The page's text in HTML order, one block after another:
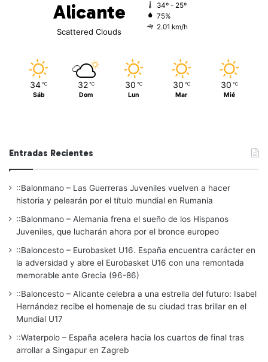
Alicante
Scattered Clouds
34º - 25º
75%
2.01 km/h
34 ℃
Sáb
32 ℃
Dom
30 ℃
Lun
30 ℃
Mar
30 ℃
Mié
Entradas Recientes
::Balonmano – Las Guerreras Juveniles vuelven a hacer
historia y pelearán por el título mundial en Rumanía
::Balonmano – Alemania frena el sueño de los Hispanos
Juveniles, que lucharán ahora por el bronce europeo
::Baloncesto – Eurobasket U16. España encuentra carácter en
la adversidad y abre el Eurobasket U16 con una remontada
memorable ante Grecia (96-86)
::Baloncesto – Alicante celebra a una estrella del futuro: Isabel
Hernández recibe el homenaje de su ciudad tras brillar en el
Mundial U17
::Waterpolo – España acelera hacia los cuartos de final tras
arrollar a Singapur en Zagreb